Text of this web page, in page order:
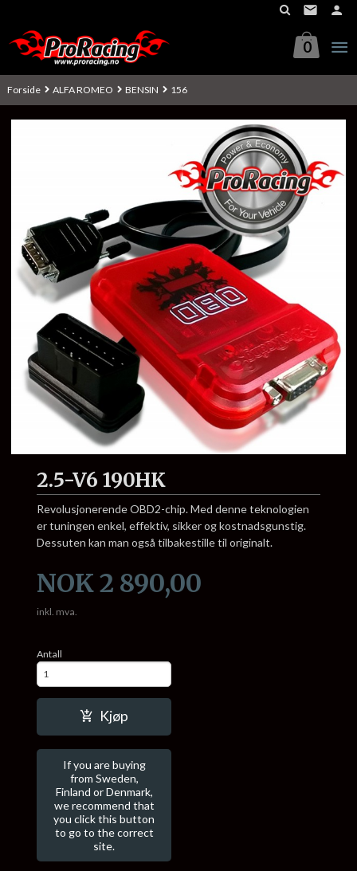
innholdet
0
Forside ALFA ROMEO BENSIN 156
2.5-V6 190HK
Revolusjonerende OBD2-chip. Med denne teknologien
er tuningen enkel, effektiv, sikker og kostnadsgunstig.
Dessuten kan man også tilbakestille til originalt.
Pris
NOK2 890,00
inkl. mva.
Antall
Kjøp
If you are buying
from Sweden,
Finland or Denmark,
we recommend that
you click this button
to go to the correct
site.